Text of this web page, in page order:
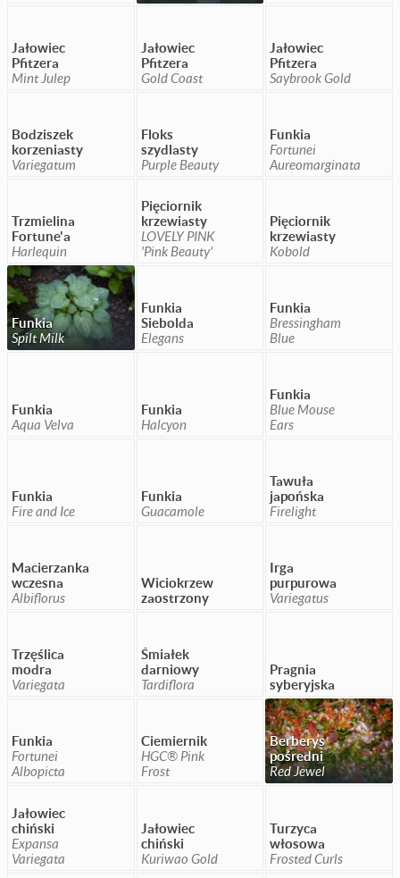
Jałowiec
Pfitzera
Mint Julep
Jałowiec
Pfitzera
Gold Coast
Jałowiec
Pfitzera
Saybrook Gold
Bodziszek
korzeniasty
Variegatum
Floks
szydlasty
Purple Beauty
Funkia
Fortunei
Aureomarginata
Trzmielina
Fortune'a
Harlequin
Pięciornik
krzewiasty
LOVELY PINK
'Pink Beauty'
Pięciornik
krzewiasty
Kobold
Funkia
Spilt Milk
Funkia
Siebolda
Elegans
Funkia
Bressingham
Blue
Funkia
Aqua Velva
Funkia
Halcyon
Funkia
Blue Mouse
Ears
Funkia
Fire and Ice
Funkia
Guacamole
Tawuła
japońska
Firelight
Macierzanka
wczesna
Albiflorus
Wiciokrzew
zaostrzony
Irga
purpurowa
Variegatus
Trzęślica
modra
Variegata
Śmiałek
darniowy
Tardiflora
Pragnia
syberyjska
Funkia
Fortunei
Albopicta
Ciemiernik
HGC® Pink
Frost
Berberys
pośredni
Red Jewel
Jałowiec
chiński
Expansa
Variegata
Jałowiec
chiński
Kuriwao Gold
Turzyca
włosowa
Frosted Curls